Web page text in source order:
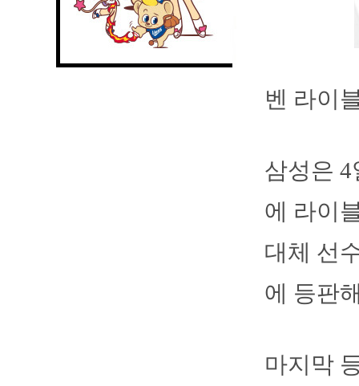
벤 라이
삼성은
에 라이
대체 선
에 등판
마지막